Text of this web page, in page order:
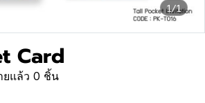
1/1
Card
ยแล้ว 0 ชิ้น